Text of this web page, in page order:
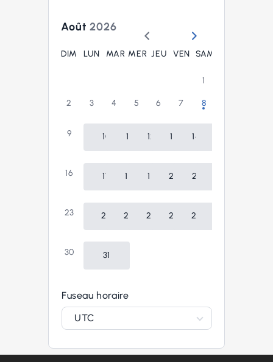
Août 2026
DIM LUN MAR MER JEU VEN SAM
1
2 3 4 5 6 7 8
9 10 11 12 13 14
16 17 18 19 20 21
23 24 25 26 27 28
30 31
Fuseau horaire
UTC